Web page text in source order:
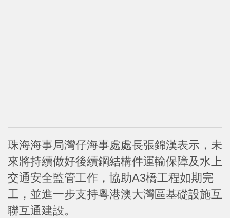
珠海海事局灣仔海事處處長張錦漢表示，未
來將持續做好後續鋼結構件運輸保障及水上
交通安全監管工作，協助A3橋工程如期完
工，並進一步支持粵港澳大灣區基礎設施互
聯互通建設。